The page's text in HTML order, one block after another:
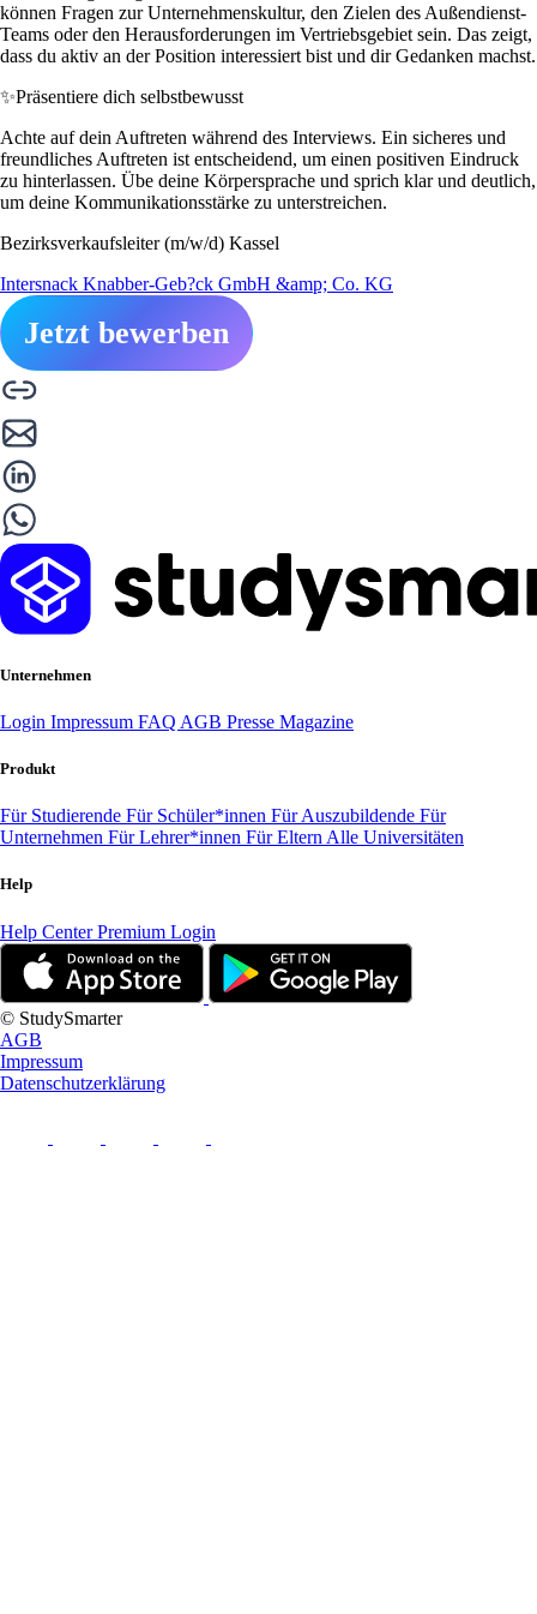
können Fragen zur Unternehmenskultur, den Zielen des Außendienst-
Teams oder den Herausforderungen im Vertriebsgebiet sein. Das zeigt,
dass du aktiv an der Position interessiert bist und dir Gedanken machst.
✨Präsentiere dich selbstbewusst
Achte auf dein Auftreten während des Interviews. Ein sicheres und
freundliches Auftreten ist entscheidend, um einen positiven Eindruck
zu hinterlassen. Übe deine Körpersprache und sprich klar und deutlich,
um deine Kommunikationsstärke zu unterstreichen.
Bezirksverkaufsleiter (m/w/d) Kassel
Intersnack Knabber-Geb?ck GmbH &amp; Co. KG
Jetzt bewerben
Unternehmen
Login Impressum FAQ AGB Presse Magazine
Produkt
Für Studierende Für Schüler*innen Für Auszubildende Für
Unternehmen Für Lehrer*innen Für Eltern Alle Universitäten
Help
Help CenterPremium Login
© StudySmarter
AGB
Impressum
Datenschutzerklärung